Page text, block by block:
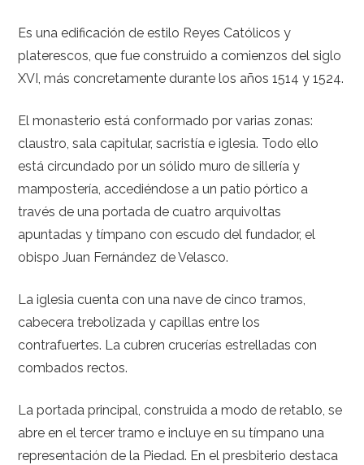
Es una edificación de estilo Reyes Católicos y
platerescos, que fue construido a comienzos del siglo
XVI, más concretamente durante los años 1514 y 1524.
El monasterio está conformado por varias zonas:
claustro, sala capitular, sacristía e iglesia. Todo ello
está circundado por un sólido muro de sillería y
mampostería, accediéndose a un patio pórtico a
través de una portada de cuatro arquivoltas
apuntadas y tímpano con escudo del fundador, el
obispo Juan Fernández de Velasco.
La iglesia cuenta con una nave de cinco tramos,
cabecera trebolizada y capillas entre los
contrafuertes. La cubren crucerías estrelladas con
combados rectos.
La portada principal, construida a modo de retablo, se
abre en el tercer tramo e incluye en su tímpano una
representación de la Piedad. En el presbiterio destaca